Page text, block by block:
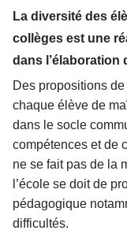
La diversité des
collèges est une
dans l’élaboration
Des propositions
chaque élève de
dans le socle
compétences et de
ne se fait pas de la
l’école se doit de
pédagogique
difficultés.